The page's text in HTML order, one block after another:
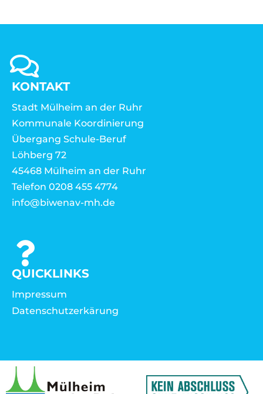
KONTAKT
Stadt Mülheim an der Ruhr
Kommunale Koordinierung
Übergang Schule-Beruf
Löhberg 72
45468 Mülheim an der Ruhr
Telefon 0208 455 4774
info@biwenav-mh.de
QUICKLINKS
Impressum
Datenschutzerkärung